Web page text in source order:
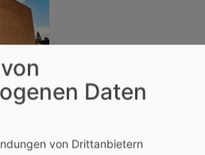
am 10. Sonntag nach
Daten
von Drittanbietern